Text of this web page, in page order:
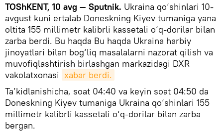
TOShKENT, 10 avg — Sputnik. Ukraina qo‘shinlari 10-
avgust kuni ertalab Doneskning Kiyev tumaniga yana
oltita 155 millimetr kalibrli kassetali o‘q-dorilar bilan
zarba berdi. Bu haqda Bu haqda Ukraina harbiy
jinoyatlari bilan bog‘liq masalalarni nazorat qilish va
muvofiqlashtirish birlashgan markazidagi DXR
vakolatxonasi xabar berdi.
Ta’kidlanishicha, soat 04:40 va keyin soat 04:50 da
Doneskning Kiyev tumaniga Ukraina qo‘shinlari 155
millimetr kalibrli kassetali o‘q-dorilar bilan zarba
bergan.